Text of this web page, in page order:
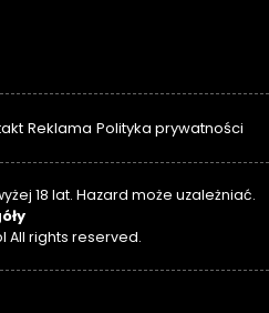
Reklama Polityka prywatności
18 lat. Hazard może uzależniać.
All rights reserved.